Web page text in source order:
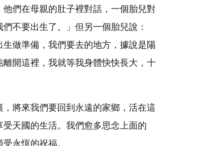
們在母親的肚子裡對話，一個胎兒對
不要出生了。」但另一個胎兒說：
做準備，我們要去的地方，據說是陽
開這裡，我就等我身體快快長大，十
將來我們要回到永遠的家鄉，活在這
天國的生活。我們愈多思念上面的
永恆的祝福。